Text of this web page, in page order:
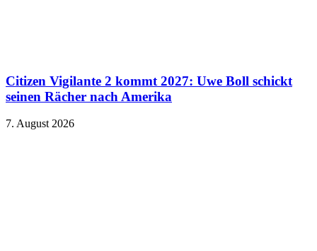
Citizen Vigilante 2 kommt 2027: Uwe Boll schickt
seinen Rächer nach Amerika
7. August 2026